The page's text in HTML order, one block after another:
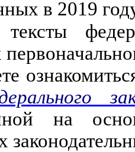
в 2019
на